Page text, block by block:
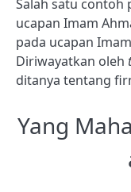
Salah satu contoh
ucapan Imam
pada ucapan
Diriwayatkan oleh
ditanya tentang
Yang